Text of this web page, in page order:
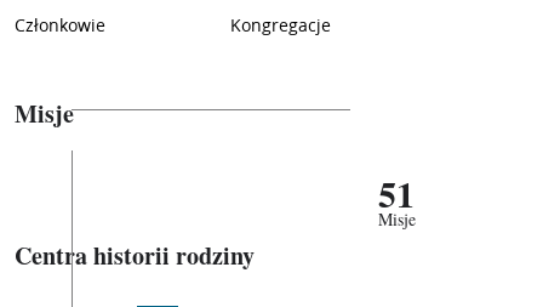
Członkowie Kongregacje
Misje
51
Misje
Centra historii rodziny